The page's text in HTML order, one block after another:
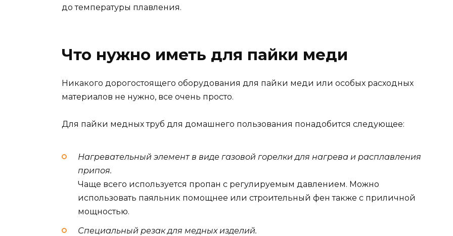
до температуры плавления.
Что нужно иметь для пайки меди
Никакого дорогостоящего оборудования для пайки меди или особых расходных
материалов не нужно, все очень просто.
Для пайки медных труб для домашнего пользования понадобится следующее:
Нагревательный элемент в виде газовой горелки для нагрева и расплавления
припоя.
Чаще всего используется пропан с регулируемым давлением. Можно
использовать паяльник помощнее или строительный фен также с приличной
мощностью.
Специальный резак для медных изделий.